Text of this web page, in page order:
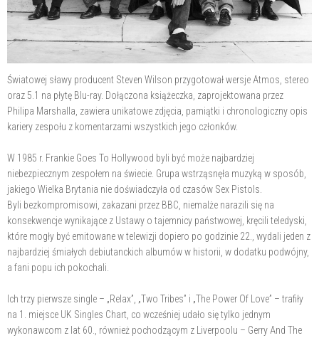
Światowej sławy producent Steven Wilson przygotował wersje Atmos, stereo
oraz 5.1 na płytę Blu-ray. Dołączona książeczka, zaprojektowana przez
Philipa Marshalla, zawiera unikatowe zdjęcia, pamiątki i chronologiczny opis
kariery zespołu z komentarzami wszystkich jego członków.
W 1985 r. Frankie Goes To Hollywood byli być może najbardziej
niebezpiecznym zespołem na świecie. Grupa wstrząsnęła muzyką w sposób,
jakiego Wielka Brytania nie doświadczyła od czasów Sex Pistols.
Byli bezkompromisowi, zakazani przez BBC, niemalże narazili się na
konsekwencje wynikające z Ustawy o tajemnicy państwowej, kręcili teledyski,
które mogły być emitowane w telewizji dopiero po godzinie 22., wydali jeden z
najbardziej śmiałych debiutanckich albumów w historii, w dodatku podwójny,
a fani popu ich pokochali.
Ich trzy pierwsze single – „Relax”, „Two Tribes” i „The Power Of Love” – trafiły
na 1. miejsce UK Singles Chart, co wcześniej udało się tylko jednym
wykonawcom z lat 60., również pochodzącym z Liverpoolu – Gerry And The